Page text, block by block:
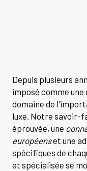
Depuis plusieurs
imposé comme
domaine de
luxe. Notre savoir-
éprouvée, une
européenset une
spécifiques de
et spécialisée se